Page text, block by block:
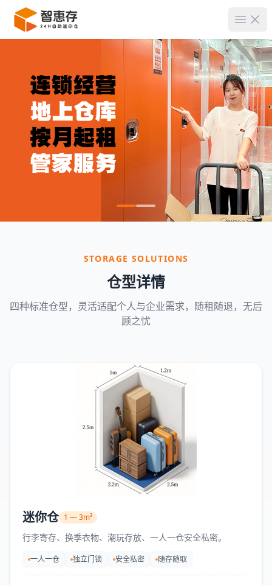
菜单
STORAGE SOLUTIONS
仓型详情
四种标准仓型，灵活适配个人与企业需求，随租随退，无后
顾之忧
迷你仓 1 — 3m³
行李寄存、换季衣物、潮玩存放、一人一仓安全私密。
一人一仓 独立门锁 安全私密 随存随取